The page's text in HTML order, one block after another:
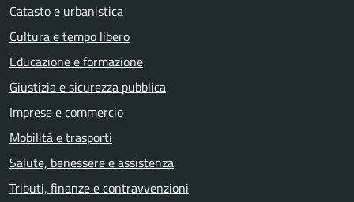
Catasto e urbanistica
Cultura e tempo libero
Educazione e formazione
Giustizia e sicurezza pubblica
Imprese e commercio
Mobilità e trasporti
Salute, benessere e assistenza
Tributi, finanze e contravvenzioni